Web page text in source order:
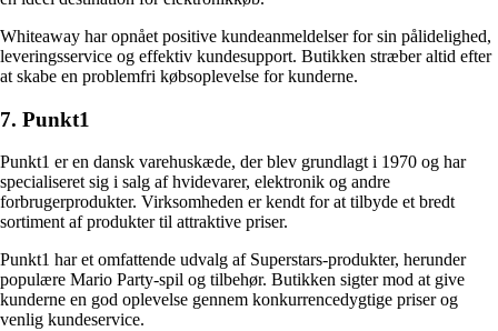
Whiteaway har opnået positive kundeanmeldelser for sin pålidelighed,
leveringsservice og effektiv kundesupport. Butikken stræber altid efter
at skabe en problemfri købsoplevelse for kunderne.
7. Punkt1
Punkt1 er en dansk varehuskæde, der blev grundlagt i 1970 og har
specialiseret sig i salg af hvidevarer, elektronik og andre
forbrugerprodukter. Virksomheden er kendt for at tilbyde et bredt
sortiment af produkter til attraktive priser.
Punkt1 har et omfattende udvalg af Superstars-produkter, herunder
populære Mario Party-spil og tilbehør. Butikken sigter mod at give
kunderne en god oplevelse gennem konkurrencedygtige priser og
venlig kundeservice.